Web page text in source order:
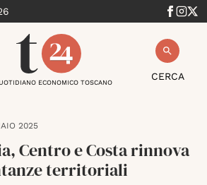
CERCA
ECONOMICO TOSCANO
2025
Centro e Costa rinnova
territoriali